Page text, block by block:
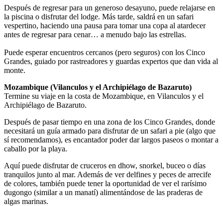
Después de regresar para un generoso desayuno, puede relajarse en
la piscina o disfrutar del lodge. Más tarde, saldrá en un safari
vespertino, haciendo una pausa para tomar una copa al atardecer
antes de regresar para cenar… a menudo bajo las estrellas.
Puede esperar encuentros cercanos (pero seguros) con los Cinco
Grandes, guiado por rastreadores y guardas expertos que dan vida al
monte.
Mozambique (Vilanculos y el Archipiélago de Bazaruto)
Termine su viaje en la costa de Mozambique, en Vilanculos y el
Archipiélago de Bazaruto.
Después de pasar tiempo en una zona de los Cinco Grandes, donde
necesitará un guía armado para disfrutar de un safari a pie (algo que
sí recomendamos), es encantador poder dar largos paseos o montar a
caballo por la playa.
Aquí puede disfrutar de cruceros en dhow, snorkel, buceo o días
tranquilos junto al mar. Además de ver delfines y peces de arrecife
de colores, también puede tener la oportunidad de ver el rarísimo
dugongo (similar a un manatí) alimentándose de las praderas de
algas marinas.